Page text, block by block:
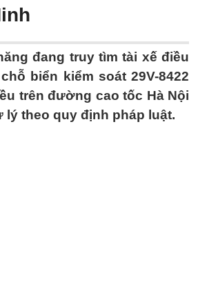
đang truy tìm tài xế điều
biển kiểm soát 29V-8422
trên đường cao tốc Hà Nội
lý theo quy định pháp luật.